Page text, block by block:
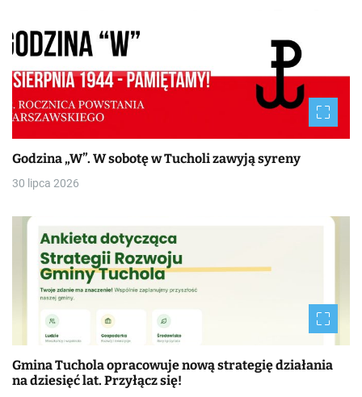
Godzina „W”. W sobotę w Tucholi zawyją syreny
30 lipca 2026
Gmina Tuchola opracowuje nową strategię działania
na dziesięć lat. Przyłącz się!